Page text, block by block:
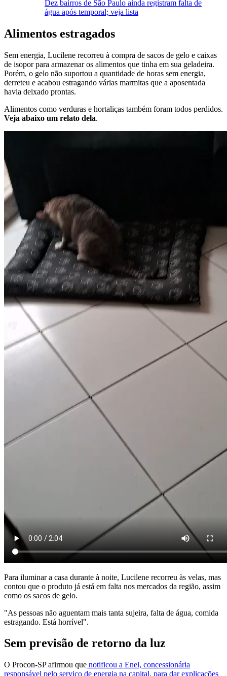
Dez bairros de São Paulo ainda registram falta de
água após temporal; veja lista
Alimentos estragados
Sem energia, Lucilene recorreu à compra de sacos de gelo e caixas
de isopor para armazenar os alimentos que tinha em sua geladeira.
Porém, o gelo não suportou a quantidade de horas sem energia,
derreteu e acabou estragando várias marmitas que a aposentada
havia deixado prontas.
Alimentos como verduras e hortaliças também foram todos perdidos.
Veja abaixo um relato dela.
Para iluminar a casa durante à noite, Lucilene recorreu às velas, mas
contou que o produto já está em falta nos mercados da região, assim
como os sacos de gelo.
"As pessoas não aguentam mais tanta sujeira, falta de água, comida
estragando. Está horrível".
Sem previsão de retorno da luz
O Procon-SP afirmou que notificou a Enel, concessionária
responsável pelo serviço de energia na capital, para dar explicações